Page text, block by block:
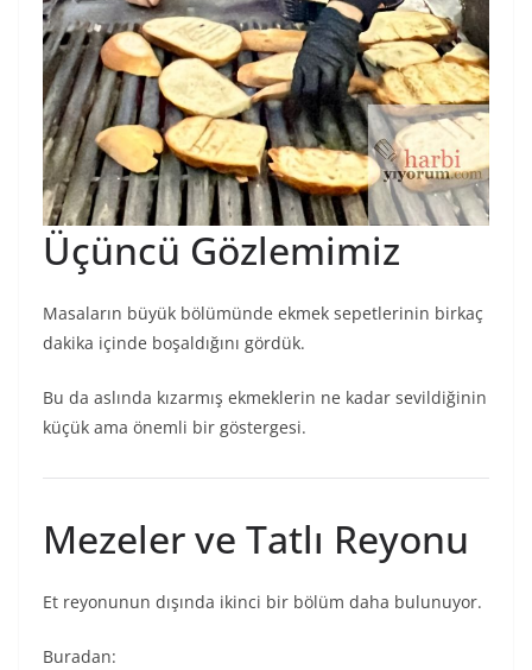
Üçüncü Gözlemimiz
Masaların büyük bölümünde ekmek sepetlerinin birkaç
dakika içinde boşaldığını gördük.
Bu da aslında kızarmış ekmeklerin ne kadar sevildiğinin
küçük ama önemli bir göstergesi.
Mezeler ve Tatlı Reyonu
Et reyonunun dışında ikinci bir bölüm daha bulunuyor.
Buradan: